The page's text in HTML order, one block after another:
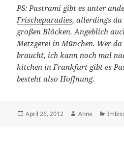
PS: Pastrami gibt es unter
Frischeparadies, allerdings
großen Blöcken. Angeblich
Metzgerei in München. Wer
braucht, ich kann noch mal
kitchen in Frankfurt gibt es
besteht also Hoffnung.
Veröffentlicht
April 26, 2012 Autor
Anne